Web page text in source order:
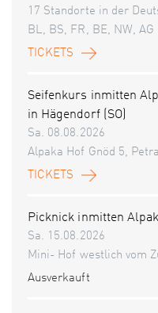
17 Standorte in der
BL, BS, FR, BE, NW, AG
TICKETS
Seifenkurs inmitten
in Hägendorf (SO)
Sa. 08.08.2026
Alpaka Hof Gnöd 5,
TICKETS
Picknick inmitten
Sa. 15.08.2026
Mini- Hof westlich vom
Ausverkauft